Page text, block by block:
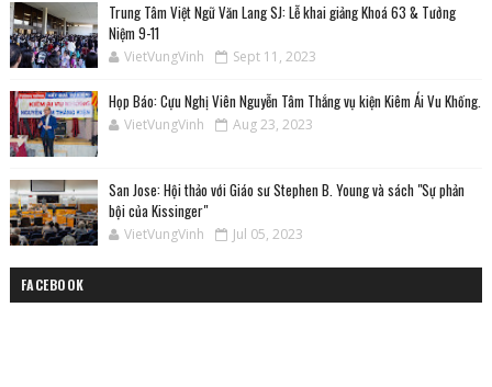
Trung Tâm Việt Ngữ Văn Lang SJ: Lễ khai giảng Khoá 63 & Tưởng
Niệm 9-11
VietVungVinh Sept 11, 2023
Họp Báo: Cựu Nghị Viên Nguyễn Tâm Thắng vụ kiện Kiêm Ái Vu Khống.
VietVungVinh Aug 23, 2023
San Jose: Hội thảo với Giáo sư Stephen B. Young và sách "Sự phản
bội của Kissinger"
VietVungVinh Jul 05, 2023
FACEBOOK